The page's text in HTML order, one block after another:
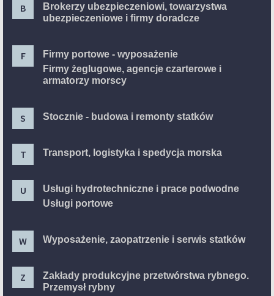
B
Brokerzy ubezpieczeniowi, towarzystwa
ubezpieczeniowe i firmy doradcze
F
Firmy portowe - wyposażenie
Firmy żeglugowe, agencje czarterowe i
armatorzy morscy
S Stocznie - budowa i remonty statków
T Transport, logistyka i spedycja morska
U
Usługi hydrotechniczne i prace podwodne
Usługi portowe
W Wyposażenie, zaopatrzenie i serwis statków
Z
Zakłady produkcyjne przetwórstwa rybnego.
Przemysł rybny